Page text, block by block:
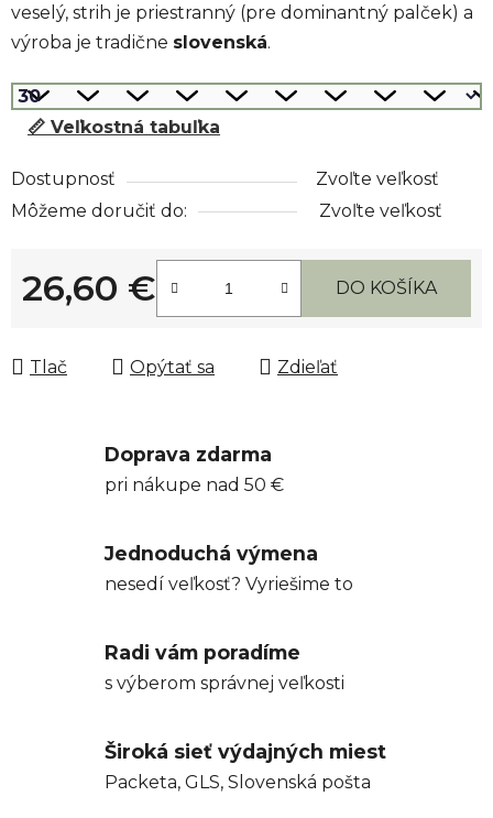
veselý, strih je priestranný (pre dominantný palček) a
výroba je tradične slovenská.
📏 Veľkostná tabuľka
Dostupnosť
Zvoľte veľkosť
Môžeme doručiť do:
Zvoľte veľkosť
26,60 €
Jednotková cena:
DO KOŠÍKA
Tlač Opýtať sa Zdieľať
Doprava zdarma
pri nákupe nad 50 €
Jednoduchá výmena
nesedí veľkosť? Vyriešime to
Radi vám poradíme
s výberom správnej veľkosti
Široká sieť výdajných miest
Packeta, GLS, Slovenská pošta